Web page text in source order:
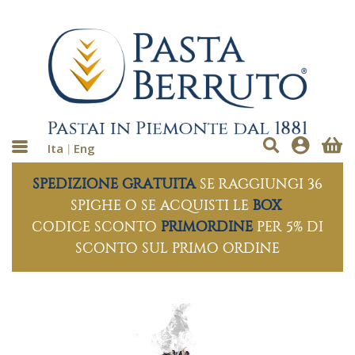
Ita Eng
SPEDIZIONE GRATUITA SE RAGGIUNGI 36
SPIGHE O SE ACQUISTI LE BOX
CODICE SCONTO PRIMORDINE PER 5% DI
SCONTO SUL PRIMO ORDINE